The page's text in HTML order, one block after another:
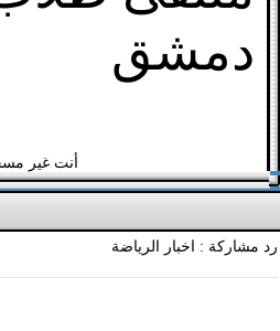
دمشق
أنت غير
رد مشاركة : اخبار الرياضة